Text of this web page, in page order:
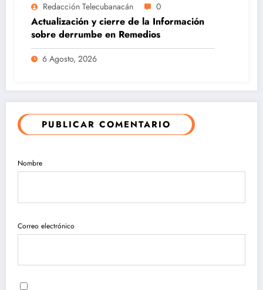
Redacción Telecubanacán 0
Actualización y cierre de la Información
sobre derrumbe en Remedios
6 Agosto, 2026
PUBLICAR COMENTARIO
Nombre
Correo electrónico